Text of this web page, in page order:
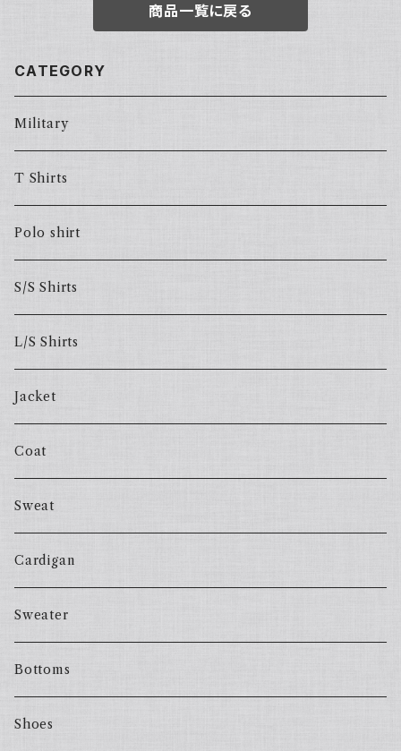
商品一覧に戻る
CATEGORY
Military
T Shirts
Polo shirt
S/S Shirts
L/S Shirts
Jacket
Coat
Sweat
Cardigan
Sweater
Bottoms
Shoes